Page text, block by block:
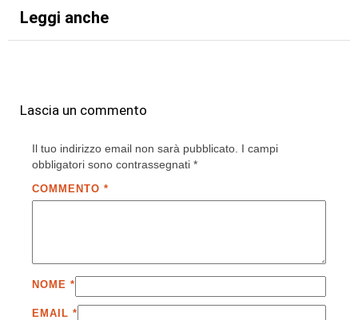
Leggi anche
Lascia un commento
Il tuo indirizzo email non sarà pubblicato. I campi
obbligatori sono contrassegnati *
COMMENTO *
NOME *
EMAIL *